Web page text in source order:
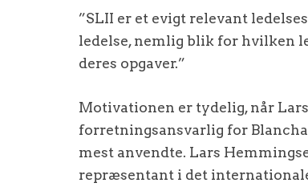
”SLII er et evigt relevant
ledelse, nemlig blik for hvilken
deres opgaver.”
Motivationen er tydelig, når
forretningsansvarlig for
mest anvendte. Lars
repræsentant i det